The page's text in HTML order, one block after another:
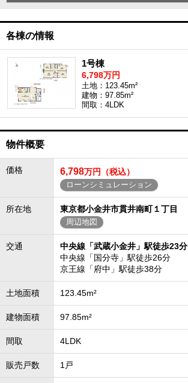
各棟の情報
1号棟
6,798万円
土地：123.45m²
建物：97.85m²
間取：4LDK
物件概要
価格 6,798万円（税込）
ローンシミュレーション
所在地 東京都小金井市貫井南町１丁目
周辺地図
交通
中央線「武蔵小金井」駅徒歩23分
中央線「国分寺」駅徒歩26分
京王線「府中」駅徒歩38分
土地面積 123.45m²
建物面積 97.85m²
間取 4LDK
販売戸数 1戸